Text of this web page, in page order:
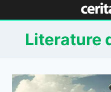
to
contentLiterature